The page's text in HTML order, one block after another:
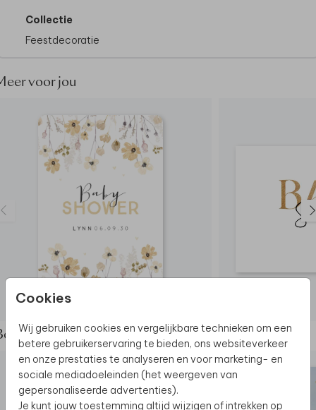
Cookies
Wij gebruiken cookies en vergelijkbare technieken om een
betere gebruikerservaring te bieden, ons websiteverkeer
en onze prestaties te analyseren en voor marketing- en
sociale mediadoeleinden (het weergeven van
gepersonaliseerde advertenties).
Je kunt jouw toestemming altijd wijzigen of intrekken op
Collectie
Feestdecoratie
voor jou
de complete set